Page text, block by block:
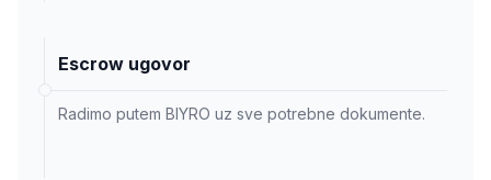
Escrow ugovor
Radimo putem BIYRO uz sve potrebne dokumente.